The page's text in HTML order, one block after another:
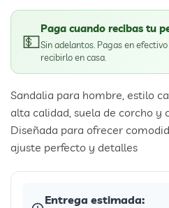
💵
Paga cuando recibas tu
Sin adelantos. Pagas en
recibirlo en casa.
Sandalia para hombre, estilo
alta calidad, suela de corcho y
Diseñada para ofrecer
ajuste perfecto y detalles
Entrega estimada: